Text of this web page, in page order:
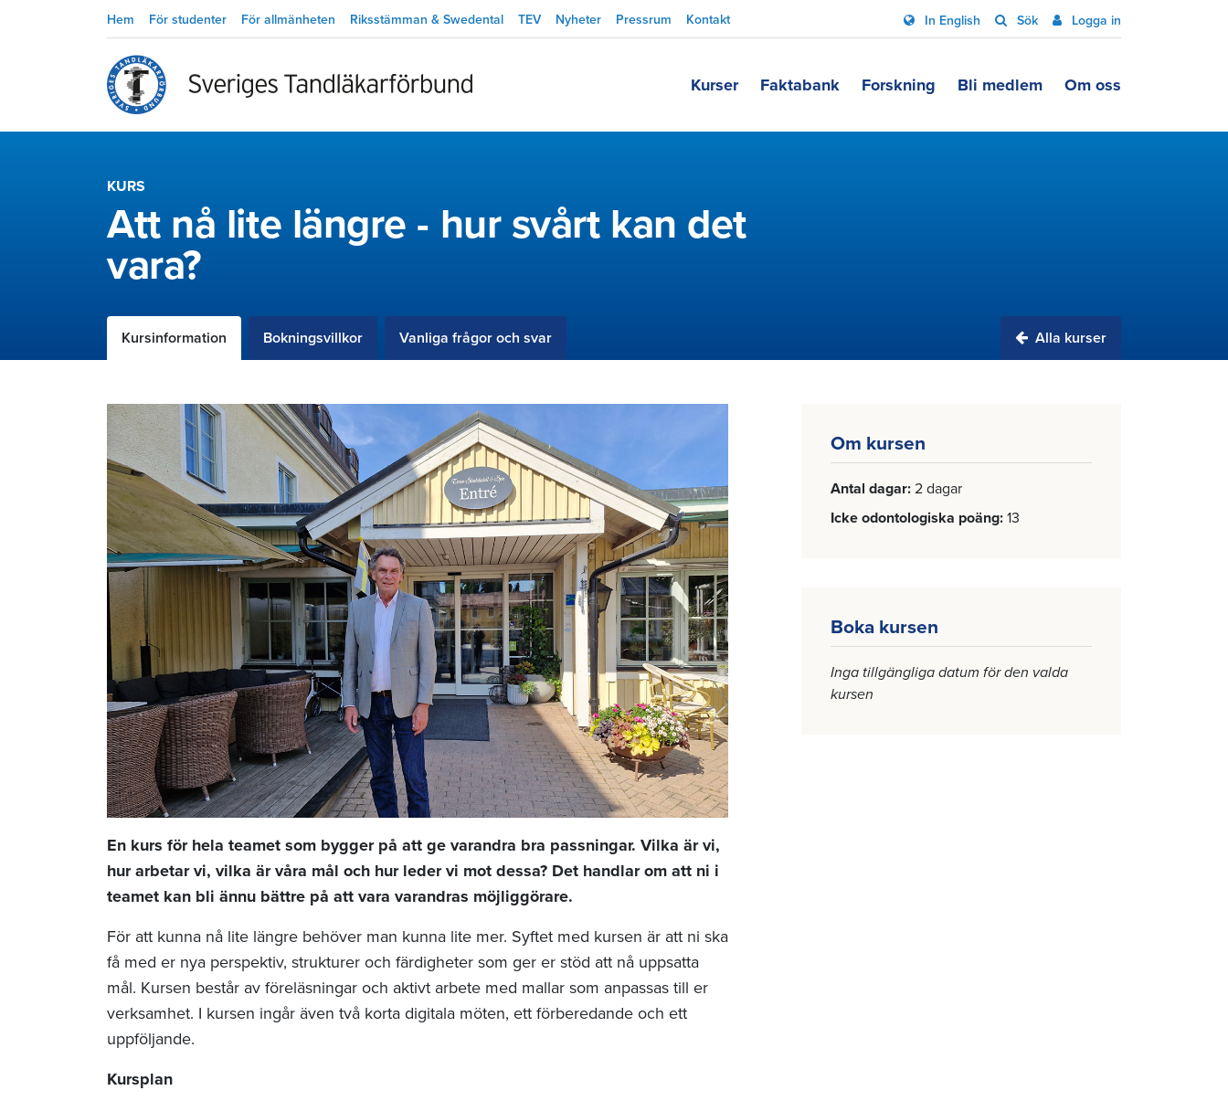
Hem För studenter För allmänheten Riksstämman & Swedental TEV Nyheter Pressrum Kontakt In English Sök Logga in
Kurser Faktabank Forskning Bli medlem Om oss
KURS
Att nå lite längre - hur svårt kan det
vara?
Kursinformation Bokningsvillkor Vanliga frågor och svar Alla kurser
Om kursen
Antal dagar 2 dagar
Icke odontologiska poäng 13
Boka kursen
Inga tillgängliga datum för den valda
kursen
En kurs för hela teamet som bygger på att ge varandra bra passningar. Vilka är vi,
hur arbetar vi, vilka är våra mål och hur leder vi mot dessa? Det handlar om att ni i
teamet kan bli ännu bättre på att vara varandras möjliggörare.
För att kunna nå lite längre behöver man kunna lite mer. Syftet med kursen är att ni ska
få med er nya perspektiv, strukturer och färdigheter som ger er stöd att nå uppsatta
mål. Kursen består av föreläsningar och aktivt arbete med mallar som anpassas till er
verksamhet. I kursen ingår även två korta digitala möten, ett förberedande och ett
uppföljande.
Kursplan